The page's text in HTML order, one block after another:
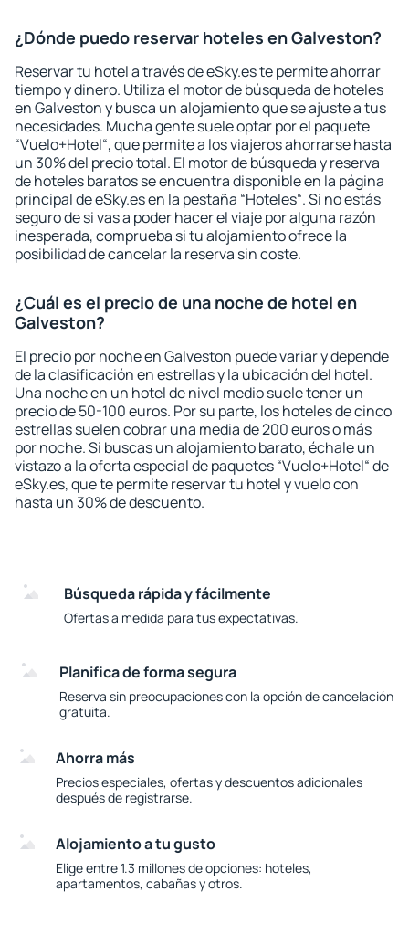
¿Dónde puedo reservar hoteles en Galveston?
Reservar tu hotel a través de eSky.es te permite ahorrar
tiempo y dinero. Utiliza el motor de búsqueda de hoteles
en Galveston y busca un alojamiento que se ajuste a tus
necesidades. Mucha gente suele optar por el paquete
“Vuelo+Hotel“, que permite a los viajeros ahorrarse hasta
un 30% del precio total. El motor de búsqueda y reserva
de hoteles baratos se encuentra disponible en la página
principal de eSky.es en la pestaña “Hoteles“. Si no estás
seguro de si vas a poder hacer el viaje por alguna razón
inesperada, comprueba si tu alojamiento ofrece la
posibilidad de cancelar la reserva sin coste.
¿Cuál es el precio de una noche de hotel en
Galveston?
El precio por noche en Galveston puede variar y depende
de la clasificación en estrellas y la ubicación del hotel.
Una noche en un hotel de nivel medio suele tener un
precio de 50-100 euros. Por su parte, los hoteles de cinco
estrellas suelen cobrar una media de 200 euros o más
por noche. Si buscas un alojamiento barato, échale un
vistazo a la oferta especial de paquetes “Vuelo+Hotel“ de
eSky.es, que te permite reservar tu hotel y vuelo con
hasta un 30% de descuento.
Búsqueda rápida y fácilmente
Ofertas a medida para tus expectativas.
Planifica de forma segura
Reserva sin preocupaciones con la opción de cancelación
gratuita.
Ahorra más
Precios especiales, ofertas y descuentos adicionales
después de registrarse.
Alojamiento a tu gusto
Elige entre 1.3 millones de opciones: hoteles,
apartamentos, cabañas y otros.